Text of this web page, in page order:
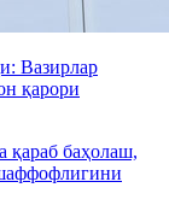
Вазирлар
қарори
қараб баҳолаш,